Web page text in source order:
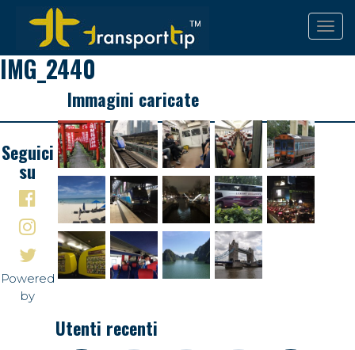
IMG_2440
Immagini caricate
Utenti recenti
Seguici
su
Powered
by